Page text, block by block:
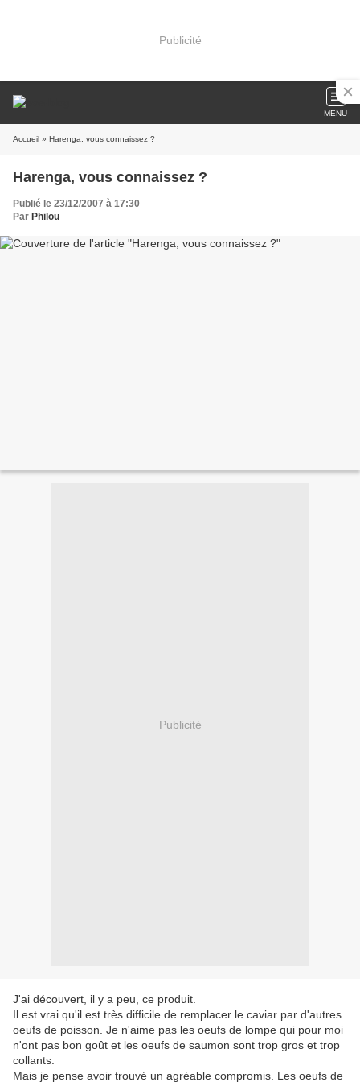
Publicité
MENU
Accueil » Harenga, vous connaissez ?
Harenga, vous connaissez ?
Publié le 23/12/2007 à 17:30
Par Philou
Publicité
J'ai découvert, il y a peu, ce produit.
Il est vrai qu'il est très difficile de remplacer le caviar par d'autres
oeufs de poisson. Je n'aime pas les oeufs de lompe qui pour moi
n'ont pas bon goût et les oeufs de saumon sont trop gros et trop
collants.
Mais je pense avoir trouvé un agréable compromis. Les oeufs de